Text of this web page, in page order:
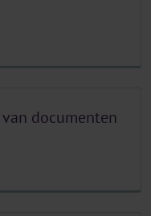
documenten